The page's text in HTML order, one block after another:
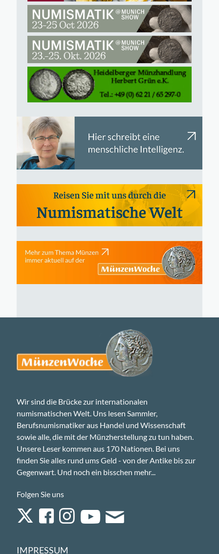
Wir sind die Brücke zur internationalen
numismatischen Welt. Uns lesen Sammler,
Berufsnumismatiker aus Handel und Wissenschaft
sowie alle, die mit der Münzherstellung zu tun haben.
Unsere Leser kommen aus 170 Nationen. Bei uns
finden Sie alles rund ums Geld - von der Antike bis zur
Gegenwart. Und noch ein bisschen mehr...
Folgen Sie uns
IMPRESSUM